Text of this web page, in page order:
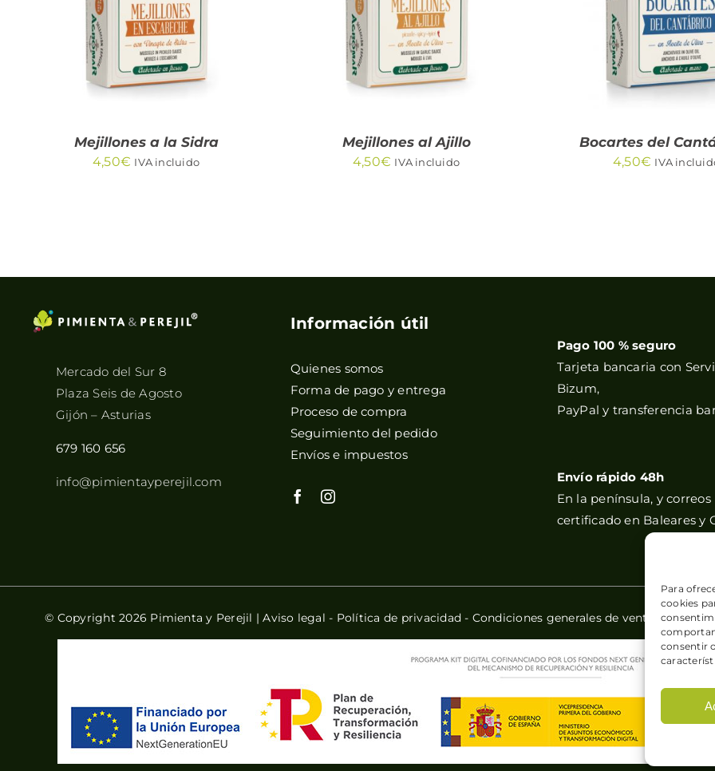
Para
cookies
consentir
Mejillones a la Sidra
4,50€ IVA incluido
Mejillones al Ajillo
4,50€ IVA incluido
Bocartes del
4,50€ IVA
Mercado del Sur 8
Plaza Seis de Agosto
Gijón – Asturias
679 160 656
info@pimientayperejil.com
Información útil
Quienes somos
Forma de pago y entrega
Proceso de compra
Seguimiento del pedido
Envíos e impuestos
Pago 100 % seguro
Tarjeta bancaria con
Bizum,
PayPal y transferencia
Envío rápido 48h
En la península, y correos
certificado en Baleares y
© Copyright 2026 Pimienta y Perejil |Aviso legal - Política de privacidad- Condiciones generales de venta -Política